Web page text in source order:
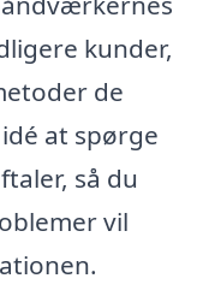
kunder,
de
at spørge
så du
vil